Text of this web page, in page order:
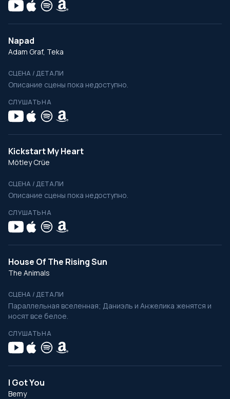
Napad
Adam Graf, Teka
СЦЕНА / ДЕТАЛИ
Описание сцены пока недоступно.
СЛУШАТЬ НА
Kickstart My Heart
Mötley Crüe
СЦЕНА / ДЕТАЛИ
Описание сцены пока недоступно.
СЛУШАТЬ НА
House Of The Rising Sun
The Animals
СЦЕНА / ДЕТАЛИ
Параллельная вселенная; Даниэль и Анжелика женятся и
носят все белое.
СЛУШАТЬ НА
I Got You
Bemy